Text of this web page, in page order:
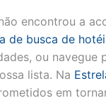
encontrou a
de busca de
ou navegue
lista. Na
em